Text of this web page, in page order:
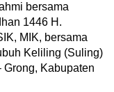
bersama
1446 H.
MIK, bersama
Keliling (Suling)
Kabupaten